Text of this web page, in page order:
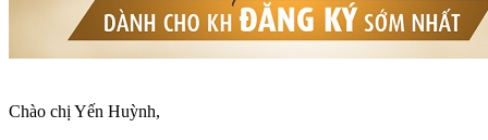
Chào chị Yến Huỳnh,